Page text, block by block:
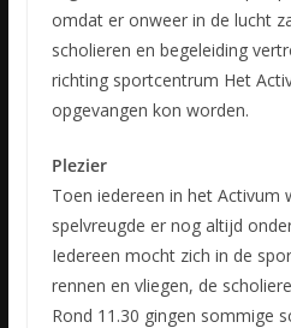
omdat er onweer in de lucht
scholieren en begeleiding
richting sportcentrum Het
opgevangen kon worden.
Plezier
Toen iedereen in het Activum
spelvreugde er nog altijd
Iedereen mocht zich in de
rennen en vliegen, de
Rond 11.30 gingen sommige